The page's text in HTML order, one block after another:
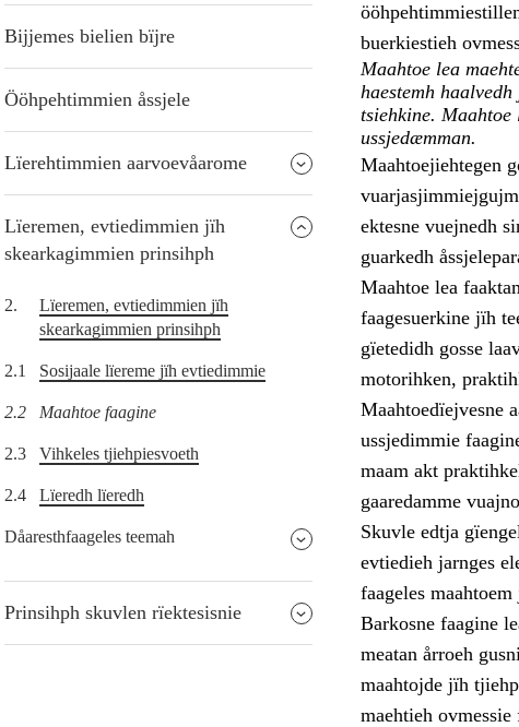
Bijjemes bielien bïjre
Ööhpehtimmien åssjele
Lïerehtimmien aarvoevåarome
Lïeremen, evtiedimmien jïh
skearkagimmien prinsihph
2.
Lïeremen, evtiedimmien jïh
skearkagimmien prinsihph
2.1 Sosijaale lïereme jïh evtiedimmie
2.2 Maahtoe faagine
2.3 Vihkeles tjiehpiesvoeth
2.4 Lïeredh lïeredh
Dåaresthfaageles teemah
Prinsihph skuvlen rïektesisnie
buerkiestieh
Maahtoe lea
haestemh
tsiehkine. Maahtoe
ussjedæmman.
Maahtoejiehtegen
ektesne vuejnedh
guarkedh
Maahtoe lea
faagesuerkine jïh
gïetedidh gosse
motorihken,
Maahtoedïejvesne
ussjedimmie
maam akt
gaaredamme
Skuvle edtja
evtiedieh jarnges
faageles
Barkosne faagine
meatan årroeh
maahtojde jïh
maehtieh